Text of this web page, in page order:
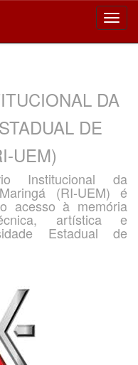
DA
DE
UEM)
Institucional da
(RI-UEM) é
acesso à memória
artística e
Estadual de